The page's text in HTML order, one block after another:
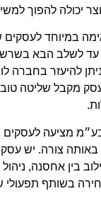
יכולה להפוך
במיוחד לעסקים
עד לשלב הבא
להיעזר בחברה
מקבל שליטה
מציעה
באותה צורה. יש
בין אחסנה,
בשותף תפעולי